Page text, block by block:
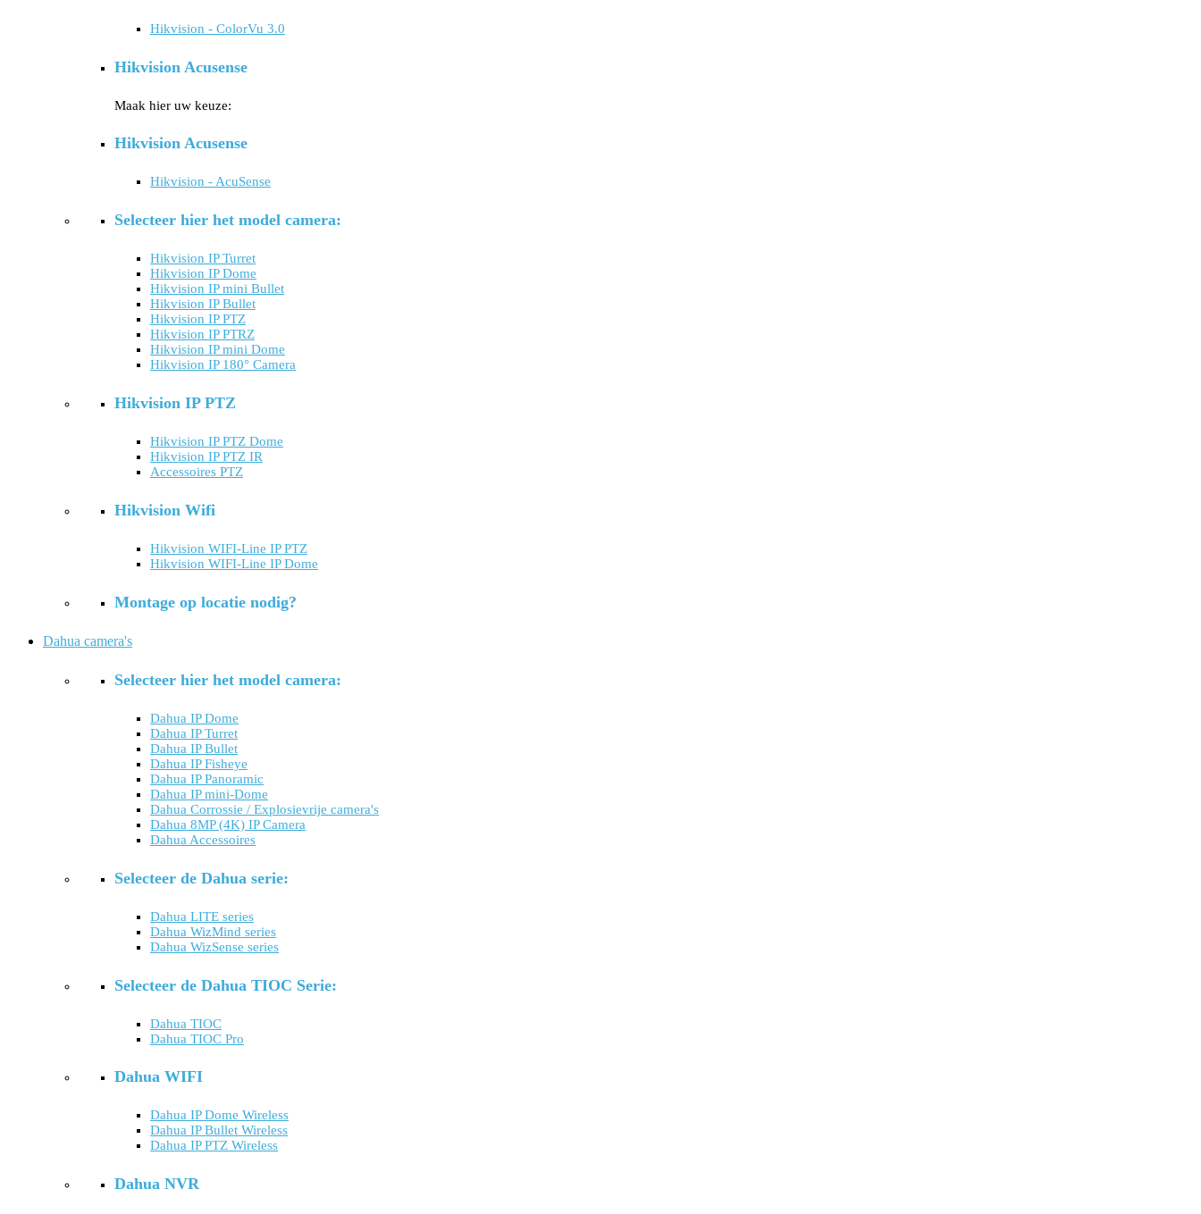
Hikvision - ColorVu 3.0
Hikvision Acusense
Maak hier uw keuze:
Hikvision Acusense
Hikvision - AcuSense
Selecteer hier het model camera:
Hikvision IP Turret
Hikvision IP Dome
Hikvision IP mini Bullet
Hikvision IP Bullet
Hikvision IP PTZ
Hikvision IP PTRZ
Hikvision IP mini Dome
Hikvision IP 180° Camera
Hikvision IP PTZ
Hikvision IP PTZ Dome
Hikvision IP PTZ IR
Accessoires PTZ
Hikvision Wifi
Hikvision WIFI-Line IP PTZ
Hikvision WIFI-Line IP Dome
Montage op locatie nodig?
Dahua camera's
Selecteer hier het model camera:
Dahua IP Dome
Dahua IP Turret
Dahua IP Bullet
Dahua IP Fisheye
Dahua IP Panoramic
Dahua IP mini-Dome
Dahua Corrossie / Explosievrije camera's
Dahua 8MP (4K) IP Camera
Dahua Accessoires
Selecteer de Dahua serie:
Dahua LITE series
Dahua WizMind series
Dahua WizSense series
Selecteer de Dahua TIOC Serie:
Dahua TIOC
Dahua TIOC Pro
Dahua WIFI
Dahua IP Dome Wireless
Dahua IP Bullet Wireless
Dahua IP PTZ Wireless
Dahua NVR